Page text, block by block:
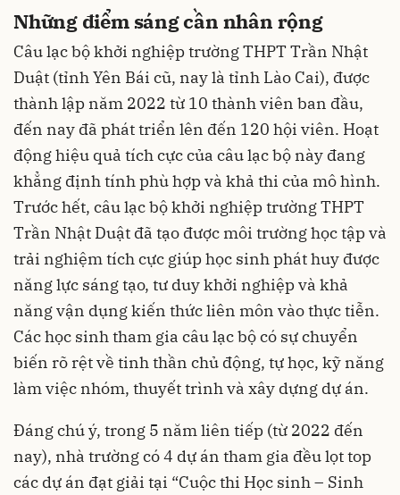
Những điểm sáng cần nhân rộng
Câu lạc bộ khởi nghiệp trường THPT Trần Nhật
Duật (tỉnh Yên Bái cũ, nay là tỉnh Lào Cai), được
thành lập năm 2022 từ 10 thành viên ban đầu,
đến nay đã phát triển lên đến 120 hội viên. Hoạt
động hiệu quả tích cực của câu lạc bộ này đang
khẳng định tính phù hợp và khả thi của mô hình.
Trước hết, câu lạc bộ khởi nghiệp trường THPT
Trần Nhật Duật đã tạo được môi trường học tập và
trải nghiệm tích cực giúp học sinh phát huy được
năng lực sáng tạo, tư duy khởi nghiệp và khả
năng vận dụng kiến thức liên môn vào thực tiễn.
Các học sinh tham gia câu lạc bộ có sự chuyển
biến rõ rệt về tinh thần chủ động, tự học, kỹ năng
làm việc nhóm, thuyết trình và xây dựng dự án.
Đáng chú ý, trong 5 năm liên tiếp (từ 2022 đến
nay), nhà trường có 4 dự án tham gia đều lọt top
các dự án đạt giải tại “Cuộc thi Học sinh – Sinh